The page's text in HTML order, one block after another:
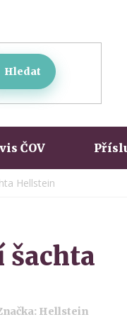
Hledat
ČOV
Hellstein
Hellstein